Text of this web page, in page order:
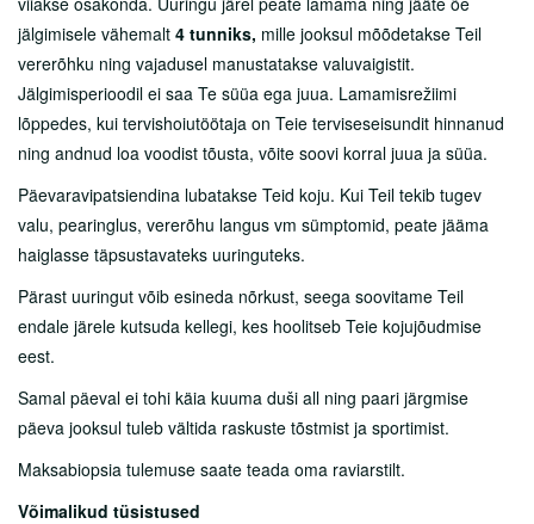
Kontakt
jälgimisele vähemalt 4 tunniks, mille jooksul mõõdetakse Teil
vererõhku ning vajadusel manustatakse valuvaigistit.
Jälgimisperioodil ei saa Te süüa ega juua. Lamamisrežiimi
lõppedes, kui tervishoiutöötaja on Teie terviseseisundit hinnanud
ning andnud loa voodist tõusta, võite soovi korral juua ja süüa.
Päevaravipatsiendina lubatakse Teid koju. Kui Teil tekib tugev
valu, pearinglus, vererõhu langus vm sümptomid, peate jääma
haiglasse täpsustavateks uuringuteks.
Pärast uuringut võib esineda nõrkust, seega soovitame Teil
endale järele kutsuda kellegi, kes hoolitseb Teie kojujõudmise
eest.
Samal päeval ei tohi käia kuuma duši all ning paari järgmise
päeva jooksul tuleb vältida raskuste tõstmist ja sportimist.
Maksabiopsia tulemuse saate teada oma raviarstilt.
Võimalikud tüsistused